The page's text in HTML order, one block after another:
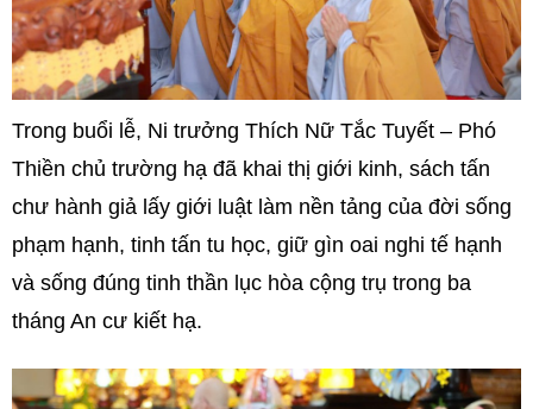
Trong buổi lễ, Ni trưởng Thích Nữ Tắc Tuyết – Phó
Thiền chủ trường hạ đã khai thị giới kinh, sách tấn
chư hành giả lấy giới luật làm nền tảng của đời sống
phạm hạnh, tinh tấn tu học, giữ gìn oai nghi tế hạnh
và sống đúng tinh thần lục hòa cộng trụ trong ba
tháng An cư kiết hạ.